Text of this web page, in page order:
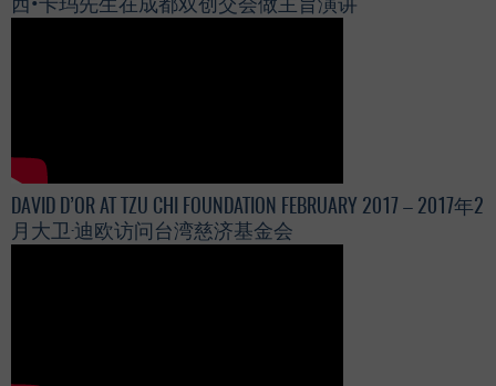
西•卡玛先生在成都双创交会做主旨演讲
DAVID D’OR AT TZU CHI FOUNDATION FEBRUARY 2017 – 2017年2
月大卫·迪欧访问台湾慈济基金会